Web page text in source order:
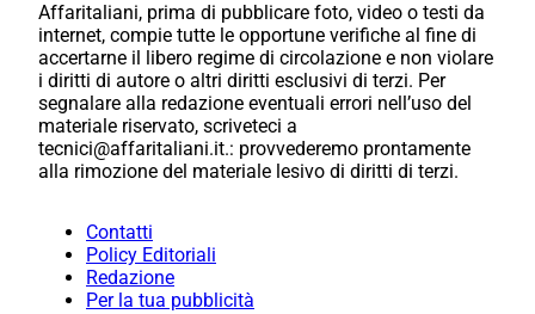
Affaritaliani, prima di pubblicare foto, video o testi da
internet, compie tutte le opportune verifiche al fine di
accertarne il libero regime di circolazione e non violare
i diritti di autore o altri diritti esclusivi di terzi. Per
segnalare alla redazione eventuali errori nell’uso del
materiale riservato, scriveteci a
tecnici@affaritaliani.it.: provvederemo prontamente
alla rimozione del materiale lesivo di diritti di terzi.
Contatti
Policy Editoriali
Redazione
Per la tua pubblicità